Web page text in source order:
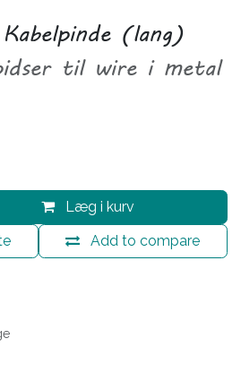
(lang)
til wire i metal
Læg i kurv
Add to compare